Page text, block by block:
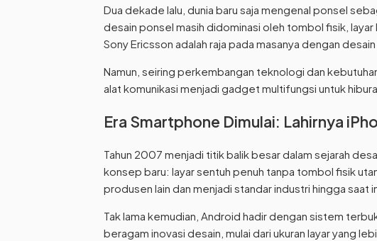
Dua dekade lalu, dunia baru saja mengenal ponsel
desain ponsel masih didominasi oleh tombol fisik,
Sony Ericsson adalah raja pada masanya dengan
Namun, seiring perkembangan teknologi dan
alat komunikasi menjadi gadget multifungsi untuk
Era Smartphone Dimulai: Lahirnya
Tahun 2007 menjadi titik balik besar dalam sejarah
konsep baru: layar sentuh penuh tanpa tombol fisik
produsen lain dan menjadi standar industri hingga saat
Tak lama kemudian, Android hadir dengan sistem
beragam inovasi desain, mulai dari ukuran layar yang